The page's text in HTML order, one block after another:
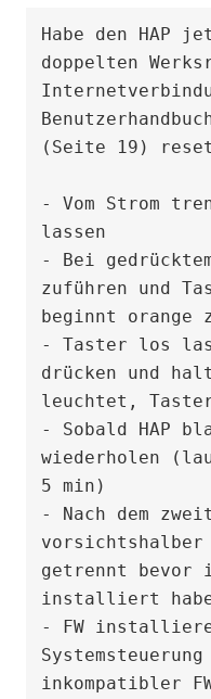
Habe den HAP
doppelten
(Seite 19)
- Vom Strom
lassen
- Bei
zuführen und
beginnt orange
- Taster los
drücken und
leuchtet,
- Sobald HAP
wiederholen
5 min)
- Nach dem
vorsichtshalber
getrennt bevor
installiert
- FW
inkompatibler